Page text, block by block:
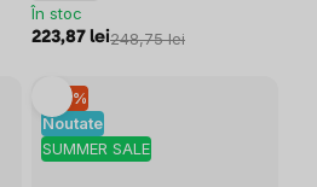
În stoc
223,87 lei248,75 lei
Noutate
SUMMER SALE
–10 %